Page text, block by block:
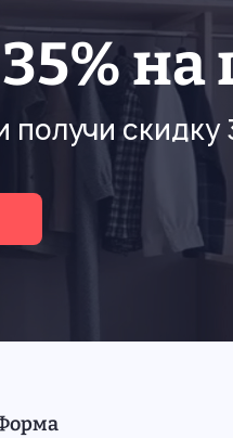
скидку